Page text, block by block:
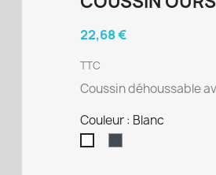
22,68 €
TTC
Coussin déhoussable
Couleur : Blanc